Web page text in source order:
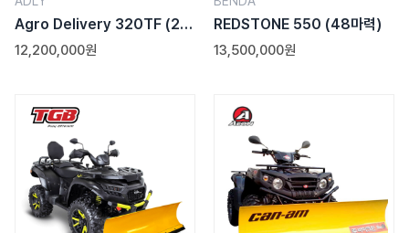
Agro Delivery 320TF (20
마력)
12,200,000원
REDSTONE 550 (48마력)
13,500,000원